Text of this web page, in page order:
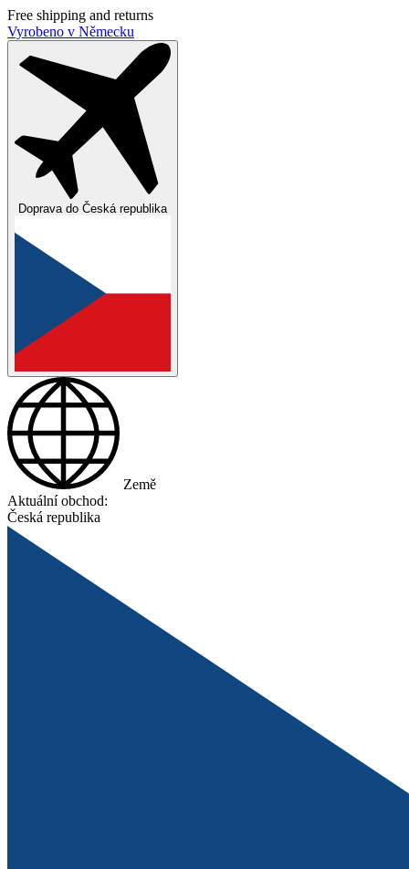
Free shipping and returns
Vyrobeno v Německu
Doprava do Česká republika
Země
Aktuální obchod:
Česká republika